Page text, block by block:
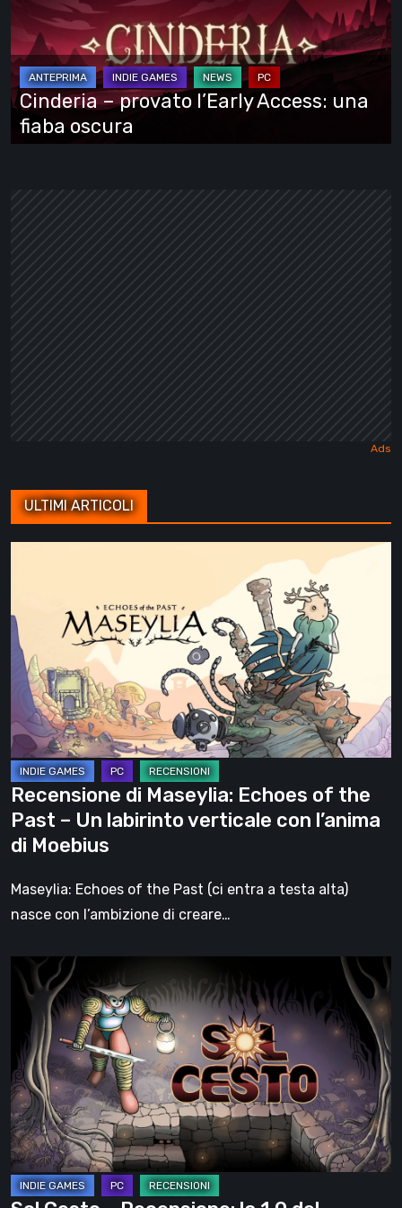
l’Early
Access:
una
fiaba
oscura
Cinderia – provato l’Early Access: una
fiaba oscura
ULTIMI ARTICOLI
Echoes
of
the
Past
–
Un
labirinto
verticale
con
l’anima
di
Recensione di Maseylia: Echoes of the
Past – Un labirinto verticale con l’anima
di Moebius
Maseylia: Echoes of the Past (ci entra a testa alta)
nasce con l’ambizione di creare…
Cesto
Recensione:
la
1.0
del
roguelite
di
Tambouille